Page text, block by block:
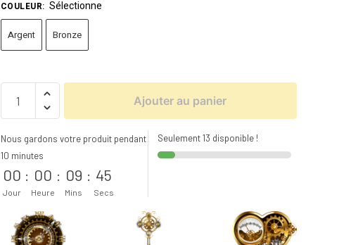
COULEUR: Sélectionne
Argent Bronze
Ajouter au panier
Nous gardons votre produit pendant
10 minutes
00
Jour
: 00
Heure
: 09
Mins
: 43
Secs
Seulement 13 disponible !